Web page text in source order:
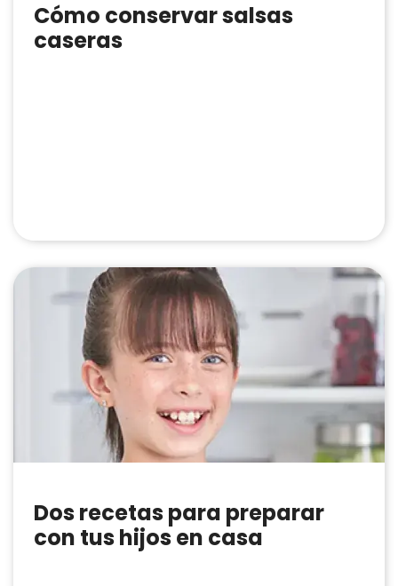
Cómo conservar salsas
caseras
Dos recetas para preparar
con tus hijos en casa